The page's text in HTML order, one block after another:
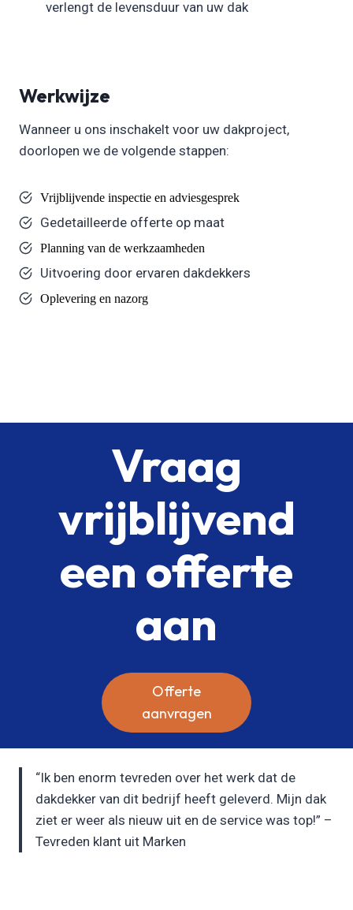
verlengt de levensduur van uw dak
Werkwijze
Wanneer u ons inschakelt voor uw dakproject,
doorlopen we de volgende stappen:
Vrijblijvende inspectie en adviesgesprek
Gedetailleerde offerte op maat
Planning van de werkzaamheden
Uitvoering door ervaren dakdekkers
Oplevering en nazorg
Vraag
vrijblijvend
een offerte
aan
Offerte
aanvragen
“Ik ben enorm tevreden over het werk dat de
dakdekker van dit bedrijf heeft geleverd. Mijn dak
ziet er weer als nieuw uit en de service was top!” –
Tevreden klant uit Marken